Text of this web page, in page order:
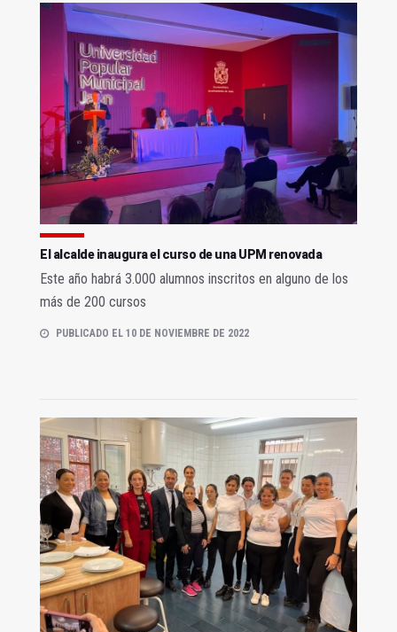
El alcalde inaugura el curso de una UPM renovada
Este año habrá 3.000 alumnos inscritos en alguno de los
más de 200 cursos
PUBLICADO EL 10 DE NOVIEMBRE DE 2022